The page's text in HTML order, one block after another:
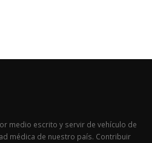
medio escrito y servir de vehículo de
médica de nuestro país. Contribuir